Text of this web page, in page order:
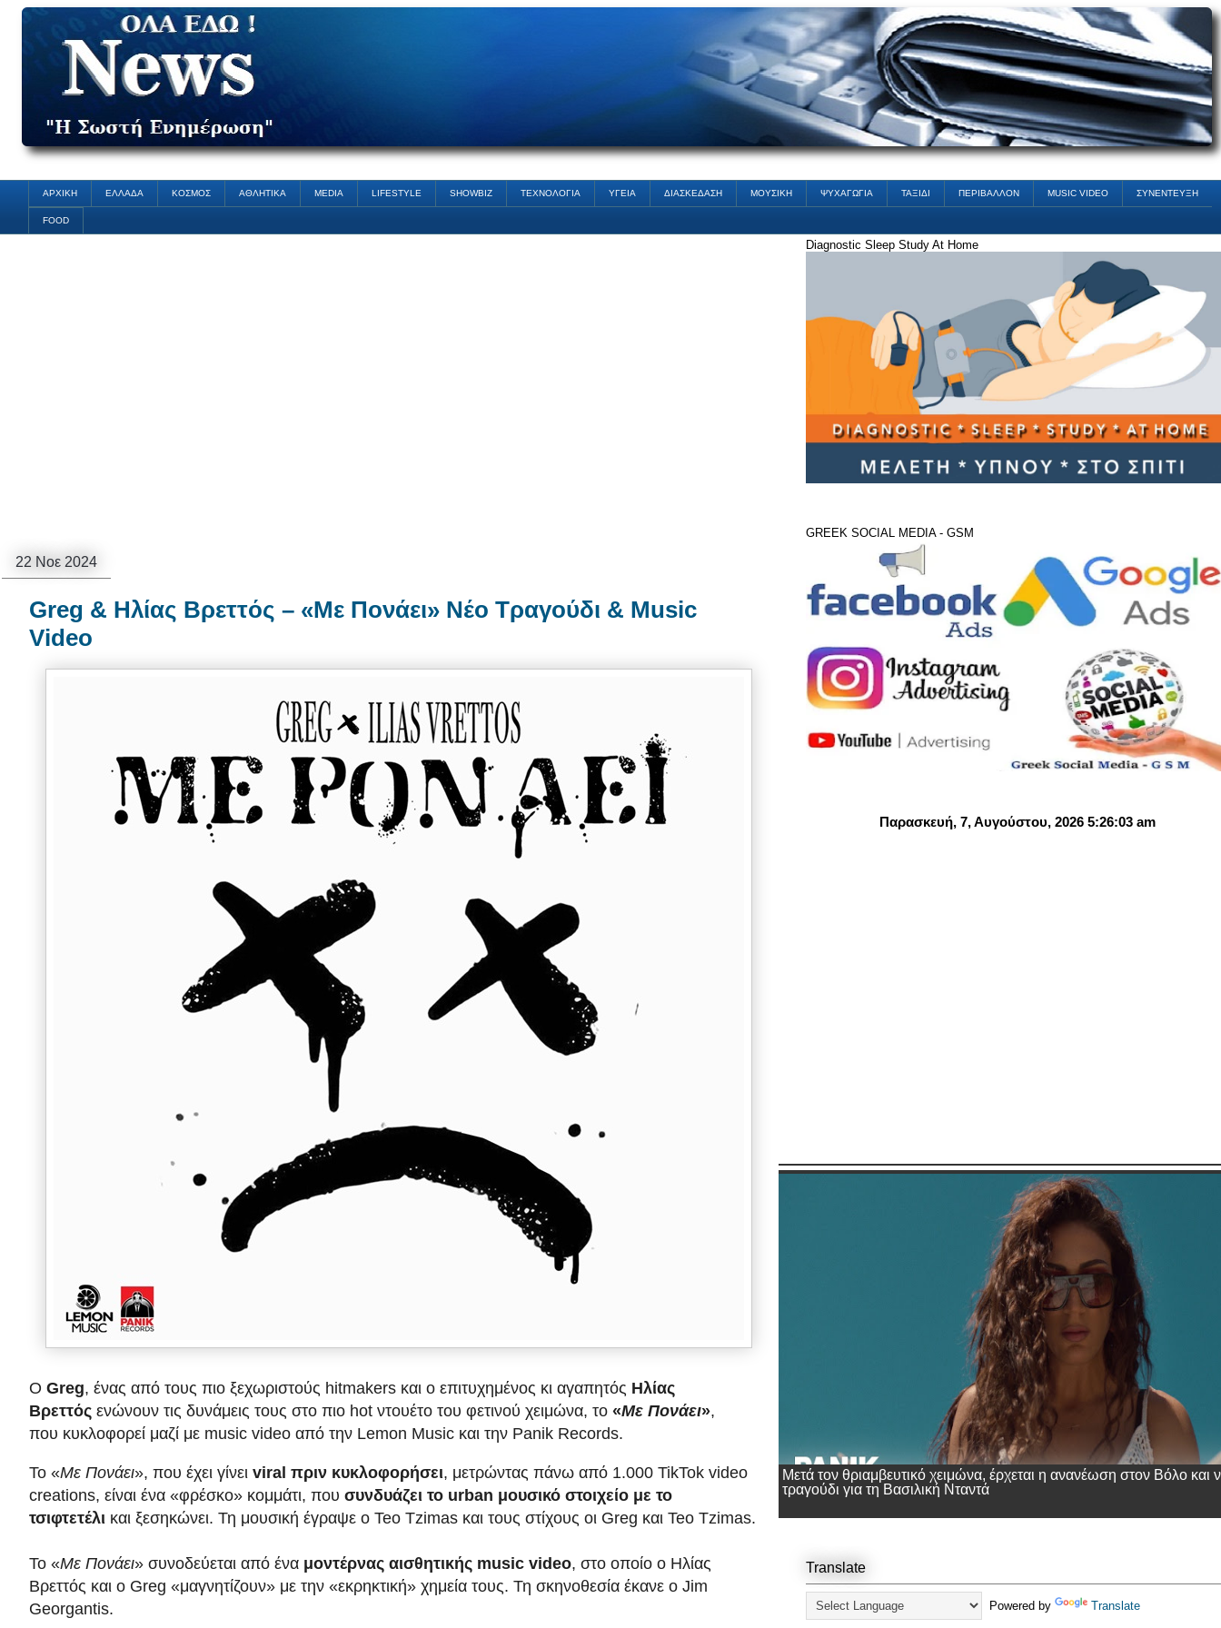
ΑΡΧΙΚΗ ΕΛΛΑΔΑ ΚΟΣΜΟΣ ΑΘΛΗΤΙΚΑ MEDIA LIFESTYLE SHOWBIZ ΤΕΧΝΟΛΟΓΙΑ ΥΓΕΙΑ ΔΙΑΣΚΕΔΑΣΗ ΜΟΥΣΙΚΗ ΨΥΧΑΓΩΓΙΑ ΤΑΞΙΔΙ ΠΕΡΙΒΑΛΛΟΝ MUSIC VIDEO ΣΥΝΕΝΤΕΥΞΗ
FOOD
22 Νοε 2024
Greg & Ηλίας Βρεττός – «Με Πονάει» Νέο Τραγούδι & Music
Video
Ο Greg, ένας από τους πιο ξεχωριστούς hitmakers και ο επιτυχημένος κι αγαπητός Ηλίας
Βρεττός ενώνουν τις δυνάμεις τους στο πιο hot ντουέτο του φετινού χειμώνα, το «Με Πονάει»,
που κυκλοφορεί μαζί με music video από την Lemon Music και την Panik Records.
Το «Με Πονάει», που έχει γίνει viral πριν κυκλοφορήσει, μετρώντας πάνω από 1.000 TikTok video
creations, είναι ένα «φρέσκο» κομμάτι, που συνδυάζει το urban μουσικό στοιχείο με το
τσιφτετέλι και ξεσηκώνει. Τη μουσική έγραψε ο Teo Tzimas και τους στίχους οι Greg και Teo Tzimas.
Το «Με Πονάει» συνοδεύεται από ένα μοντέρνας αισθητικής music video, στο οποίο ο Ηλίας
Βρεττός και ο Greg «μαγνητίζουν» με την «εκρηκτική» χημεία τους. Τη σκηνοθεσία έκανε ο Jim
Georgantis.
Diagnostic Sleep Study At Home
GREEK SOCIAL MEDIA - GSM
Παρασκευή, 7, Αυγούστου, 2026 5:26:04 am
Μετά τον θριαμβευτικό χειμώνα, έρχεται η ανανέωση στον Βόλο και
τραγούδι για τη Βασιλική Νταντά
Translate
Powered by Translate